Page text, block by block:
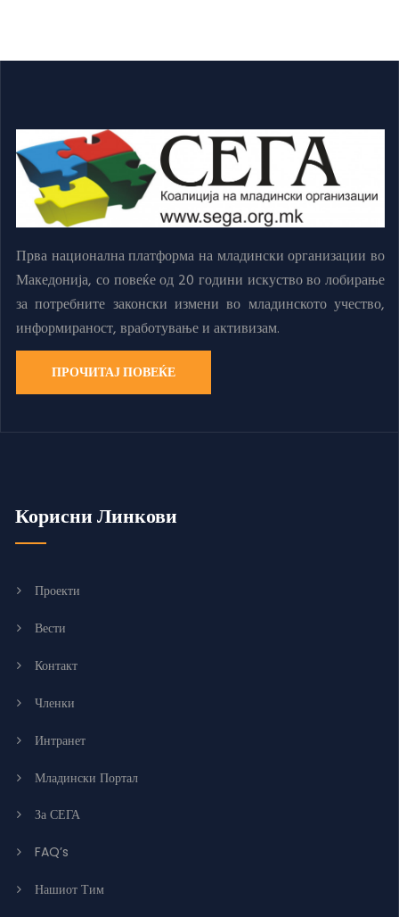
Прва национална платформа на младински организации во
Македонија, со повеќе од 20 години искуство во лобирање
за потребните законски измени во младинското учество,
информираност, вработување и активизам.
ПРОЧИТАЈ ПОВЕЌЕ
Корисни Линкови
Проекти
Вести
Контакт
Членки
Интранет
Младински Портал
За СЕГА
FAQ’s
Нашиот Тим